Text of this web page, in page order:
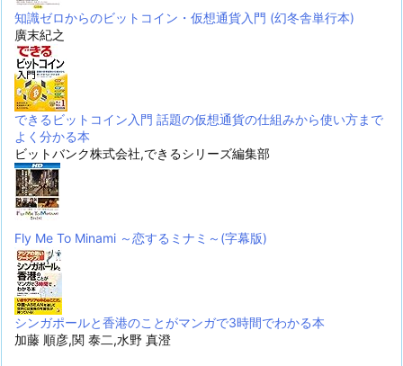
知識ゼロからのビットコイン・仮想通貨入門 (幻冬舎単行本)
廣末紀之
できるビットコイン入門 話題の仮想通貨の仕組みから使い方まで
よく分かる本
ビットバンク株式会社,できるシリーズ編集部
Fly Me To Minami ～恋するミナミ～(字幕版)
シンガポールと香港のことがマンガで3時間でわかる本
加藤 順彦,関 泰二,水野 真澄